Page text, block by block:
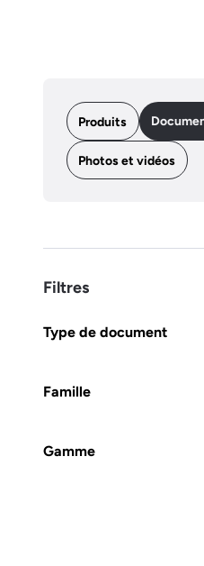
Produits
Photos et vidéos
Filtres
Type de document
Famille
Gamme